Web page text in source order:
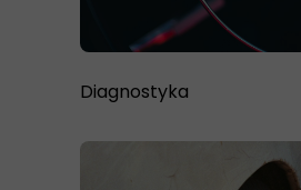
Diagnostyka